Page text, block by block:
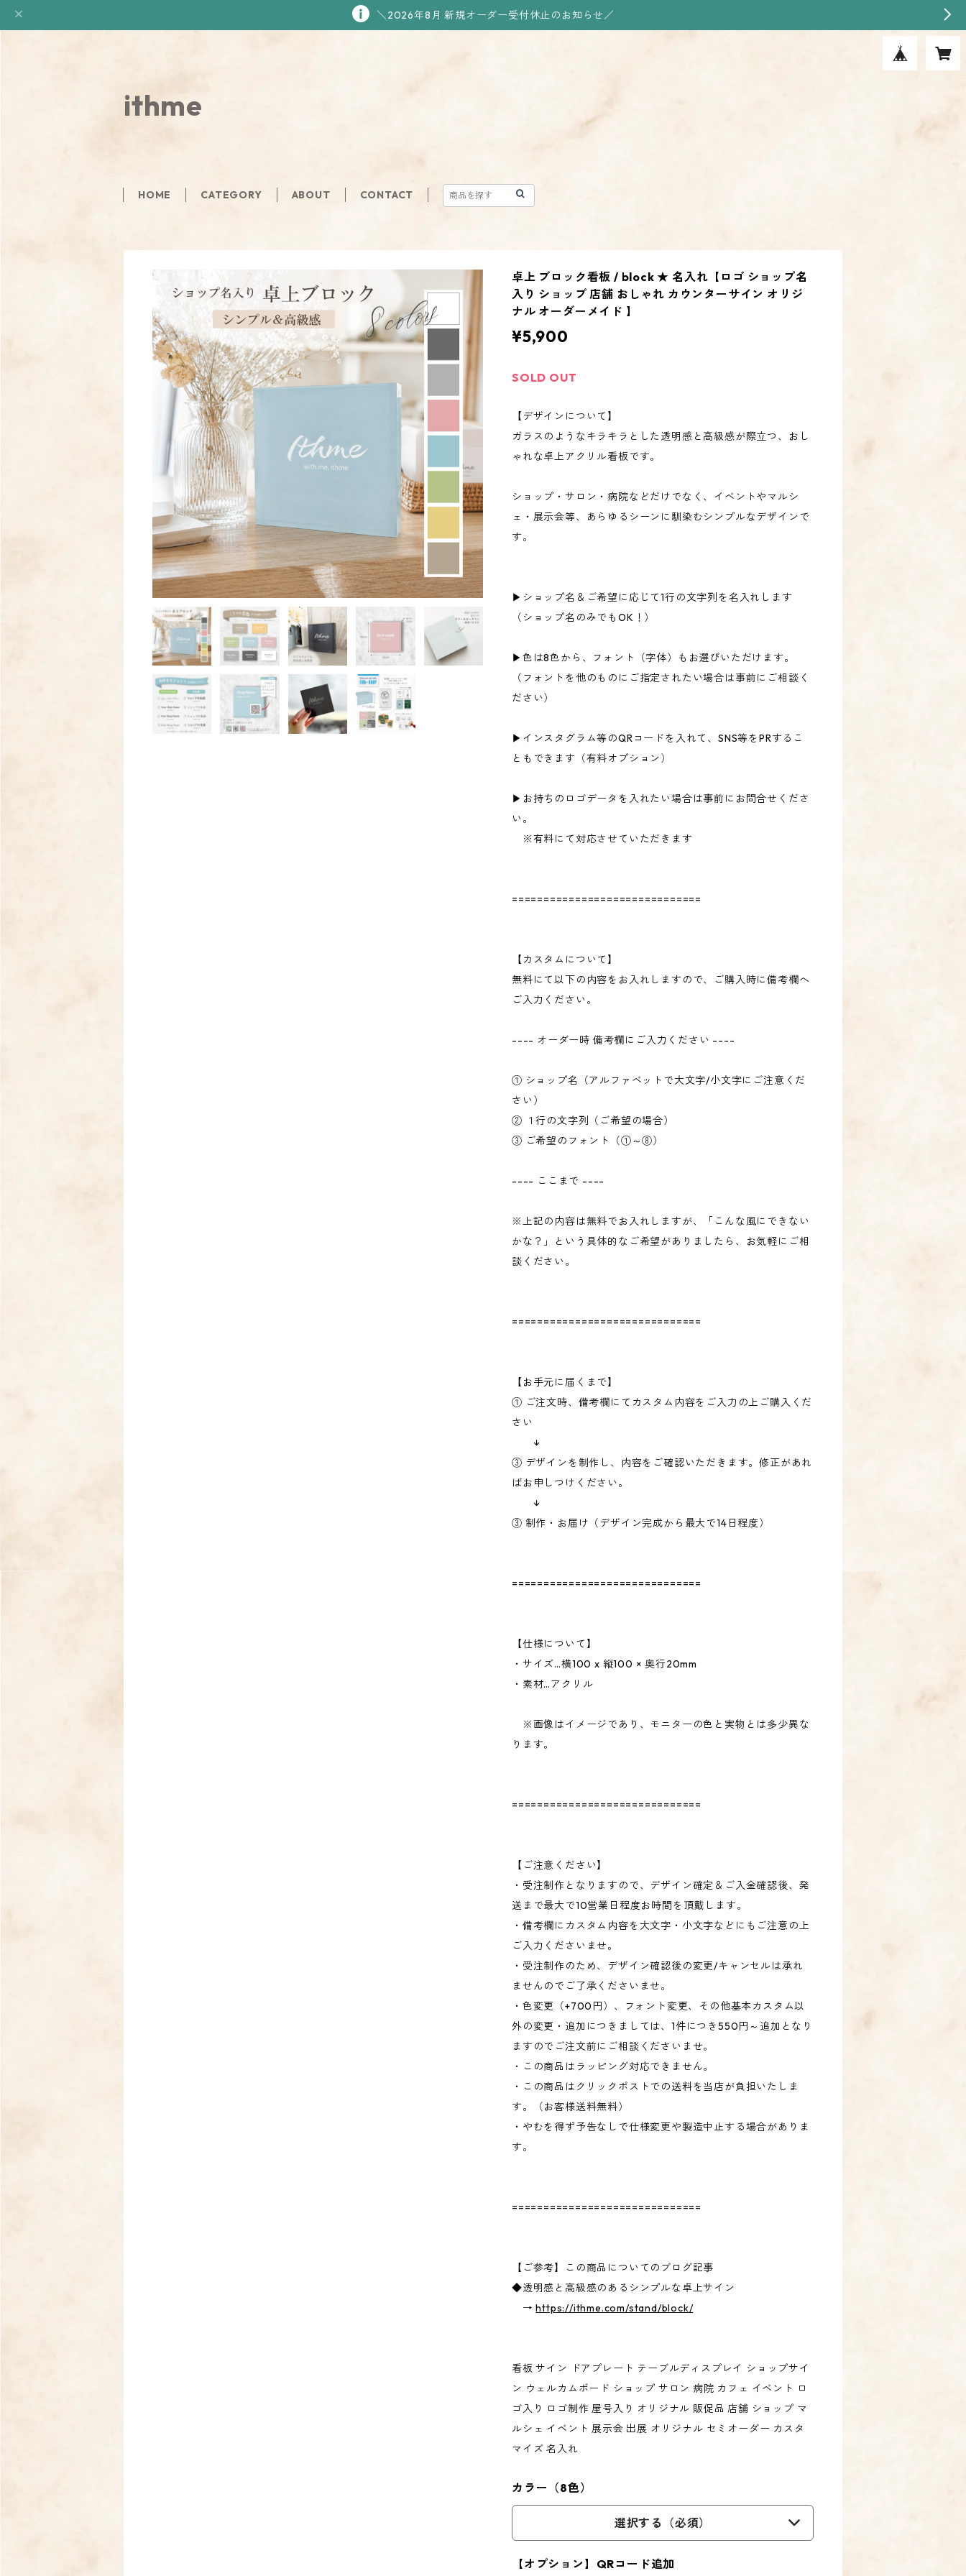
＼2026年8月 新規オーダー受付休止のお知らせ／
ithme
HOME CATEGORY ABOUT CONTACT
卓上 ブロック看板 / block ★ 名入れ【ロゴ ショップ名
入り ショップ 店舗 おしゃれ カウンターサイン オリジ
ナル オーダーメイド 】
¥5,900
SOLD OUT
【デザインについて】
ガラスのようなキラキラとした透明感と高級感が際立つ、おし
ゃれな卓上アクリル看板です。
ショップ・サロン・病院などだけでなく、イベントやマルシ
ェ・展示会等、あらゆるシーンに馴染むシンプルなデザインで
す。
▶ショップ名＆ご希望に応じて1行の文字列を名入れします
（ショップ名のみでもOK！）
▶色は8色から、フォント（字体）もお選びいただけます。
（フォントを他のものにご指定されたい場合は事前にご相談く
ださい）
▶インスタグラム等のQRコードを入れて、SNS等をPRするこ
ともできます（有料オプション）
▶お持ちのロゴデータを入れたい場合は事前にお問合せくださ
い。
※有料にて対応させていただきます
==============================
【カスタムについて】
無料にて以下の内容をお入れしますので、ご購入時に備考欄へ
ご入力ください。
---- オーダー時 備考欄にご入力ください ----
① ショップ名（アルファベットで大文字/小文字にご注意くだ
さい）
② １行の文字列（ご希望の場合）
③ ご希望のフォント（①～⑧）
---- ここまで ----
※上記の内容は無料でお入れしますが、「こんな風にできない
かな？」という具体的なご希望がありましたら、お気軽にご相
談ください。
==============================
【お手元に届くまで】
① ご注文時、備考欄にてカスタム内容をご入力の上ご購入くだ
さい
↓
③ デザインを制作し、内容をご確認いただきます。修正があれ
ばお申しつけください。
↓
③ 制作・お届け（デザイン完成から最大で14日程度）
==============================
【仕様について】
・サイズ…横100 x 縦100 × 奥行20mm
・素材…アクリル
※画像はイメージであり、モニターの色と実物とは多少異な
ります。
==============================
【ご注意ください】
・受注制作となりますので、デザイン確定＆ご入金確認後、発
送まで最大で10営業日程度お時間を頂戴します。
・備考欄にカスタム内容を大文字・小文字などにもご注意の上
ご入力くださいませ。
・受注制作のため、デザイン確認後の変更/キャンセルは承れ
ませんのでご了承くださいませ。
・色変更（+700円）、フォント変更、その他基本カスタム以
外の変更・追加につきましては、1件につき550円～追加となり
ますのでご注文前にご相談くださいませ。
・この商品はラッピング対応できません。
・この商品はクリックポストでの送料を当店が負担いたしま
す。（お客様送料無料）
・やむを得ず予告なしで仕様変更や製造中止する場合がありま
す。
==============================
【ご参考】この商品についてのブログ記事
◆透明感と高級感のあるシンプルな卓上サイン
→https://ithme.com/stand/block/
看板 サイン ドアプレート テーブルディスプレイ ショップサイ
ン ウェルカムボード ショップ サロン 病院 カフェ イベント ロ
ゴ入り ロゴ制作 屋号入り オリジナル 販促品 店舗 ショップ マ
ルシェ イベント 展示会 出展 オリジナル セミオーダー カスタ
マイズ 名入れ
カラー（8色）
選択する（必須）
【オプション】QRコード追加